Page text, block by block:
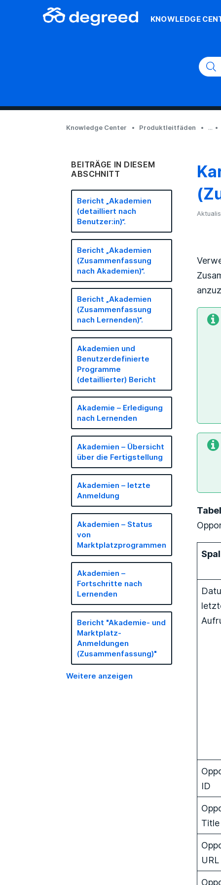
KNOWLEDGE
Knowledge Center Produktleitfäden ...
BEITRÄGE IN DIESEM
ABSCHNITT
Bericht „Akademien
(detailliert nach
Benutzer:in)“.
Bericht „Akademien
(Zusammenfassung
nach Akademien)“.
Bericht „Akademien
(Zusammenfassung
nach Lernenden)“.
Akademien und
Benutzerdefinierte
Programme
(detaillierter) Bericht
Akademie – Erledigung
nach Lernenden
Akademien – Übersicht
über die Fertigstellung
Akademien – letzte
Anmeldung
Akademien – Status
von
Marktplatzprogrammen
Akademien –
Fortschritte nach
Lernenden
Bericht "Akademie- und
Marktplatz-
Anmeldungen
(Zusammenfassung)"
Weitere anzeigen
ID
Title
URL